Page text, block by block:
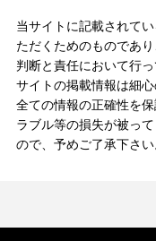
当サイトに記載されて
ただくためのものであ
判断と責任において行
サイトの掲載情報は細
全ての情報の正確性を
ラブル等の損失が被っ
ので、予めご了承下さい